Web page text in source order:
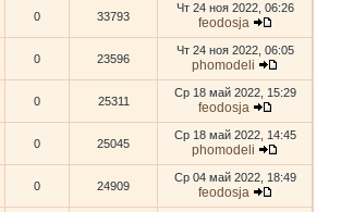
0 33793
Чт 24 ноя 2022, 06:26
feodosja
0 23596
Чт 24 ноя 2022, 06:05
phomodeli
0 25311
Ср 18 май 2022, 15:29
feodosja
0 25045
Ср 18 май 2022, 14:45
phomodeli
0 24909
Ср 04 май 2022, 18:49
feodosja